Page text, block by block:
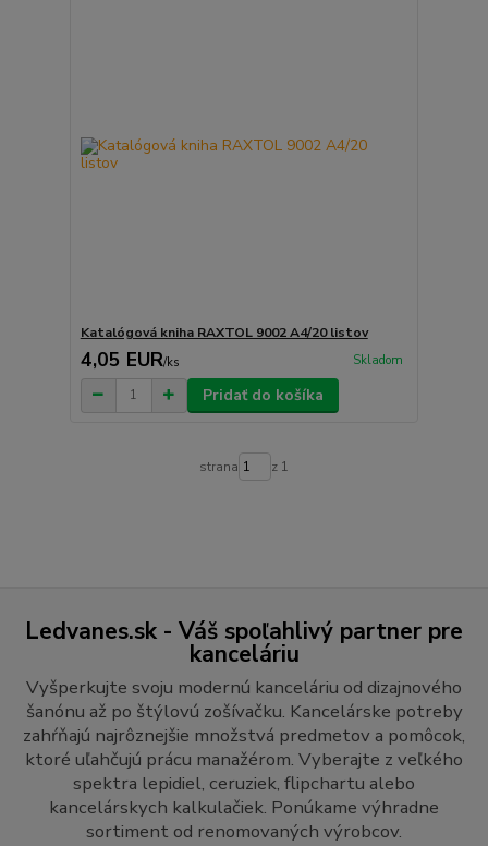
Katalógová kniha RAXTOL 9002 A4/20 listov
4,05 EUR/ks Skladom
Pridať do košíka
strana z 1
Ledvanes.sk - Váš spoľahlivý partner pre
kanceláriu
Vyšperkujte svoju modernú kanceláriu od dizajnového
šanónu až po štýlovú zošívačku. Kancelárske potreby
zahŕňajú najrôznejšie množstvá predmetov a pomôcok,
ktoré uľahčujú prácu manažérom. Vyberajte z veľkého
spektra lepidiel, ceruziek, flipchartu alebo
kancelárskych kalkulačiek. Ponúkame výhradne
sortiment od renomovaných výrobcov.